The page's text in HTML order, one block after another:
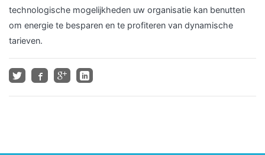
technologische mogelijkheden uw organisatie kan benutten
om energie te besparen en te profiteren van dynamische
tarieven.